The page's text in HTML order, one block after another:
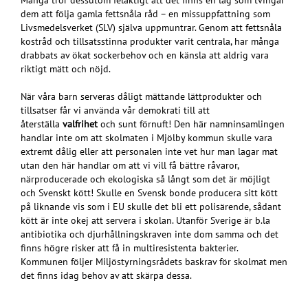
dem att följa gamla fettsnåla råd – en missuppfattning som
Livsmedelsverket (SLV) själva uppmuntrar. Genom att fettsnåla
kostråd och tillsatsstinna produkter varit centrala, har många
drabbats av ökat sockerbehov och en känsla att aldrig vara
riktigt mätt och nöjd.
När våra barn serveras dåligt mättande lättprodukter och
tillsatser får vi använda vår demokrati till att
återställa valfrihetoch sunt förnuft! Den här namninsamlingen
handlar inte om att skolmaten i Mjölby kommun skulle vara
extremt dålig eller att personalen inte vet hur man lagar mat
utan den här handlar om att vi vill få bättre råvaror,
närproducerade och ekologiska så långt som det är möjligt
och Svenskt kött! Skulle en Svensk bonde producera sitt kött
på liknande vis som i EU skulle det bli ett polisärende, sådant
kött är inte okej att servera i skolan. Utanför Sverige är b.la
antibiotika och djurhållningskraven inte dom samma och det
finns högre risker att få in multiresistenta bakterier.
Kommunen följer Miljöstyrningsrådets baskrav för skolmat men
det finns idag behov av att skärpa dessa.